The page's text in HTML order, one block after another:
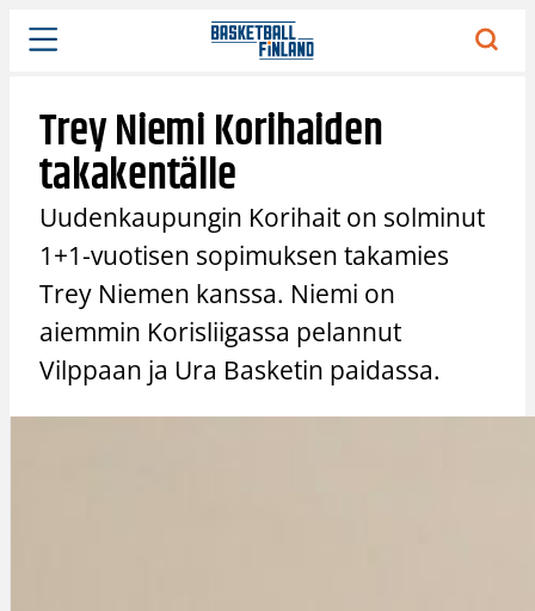
Siirry
sisältöön
Trey Niemi Korihaiden
takakentälle
Uudenkaupungin Korihait on solminut
1+1-vuotisen sopimuksen takamies
Trey Niemen kanssa. Niemi on
aiemmin Korisliigassa pelannut
Vilppaan ja Ura Basketin paidassa.